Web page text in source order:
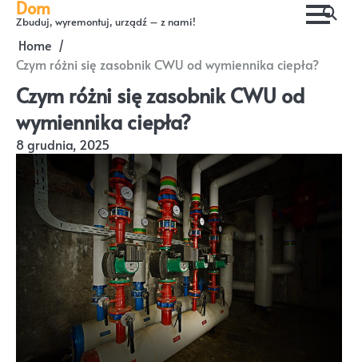
Skip
content
Dom
Zbuduj, wyremontuj, urządź – z nami!
Home
Czym różni się zasobnik CWU od wymiennika ciepła?
Czym różni się zasobnik CWU od
wymiennika ciepła?
8 grudnia, 2025